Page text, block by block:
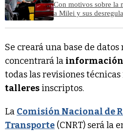
Con motivos sobre la
a Milei y sus
Se creará una base de
concentrará la información
todas las revisiones
talleres inscriptos.
La Comisión Nacional de
Transporte (CNRT) será la